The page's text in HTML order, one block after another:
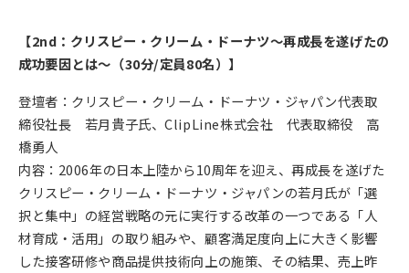
【2nd：クリスピー・クリーム・ドーナツ～再成長を遂げたの
成功要因とは～（30分/定員80名）】
登壇者：クリスピー・クリーム・ドーナツ・ジャパン代表取
締役社長 若月貴子氏、ClipLine株式会社 代表取締役 高
橋勇人
内容：2006年の日本上陸から10周年を迎え、再成長を遂げた
クリスピー・クリーム・ドーナツ・ジャパンの若月氏が「選
択と集中」の経営戦略の元に実行する改革の一つである「人
材育成・活用」の取り組みや、顧客満足度向上に大きく影響
した接客研修や商品提供技術向上の施策、その結果、売上昨